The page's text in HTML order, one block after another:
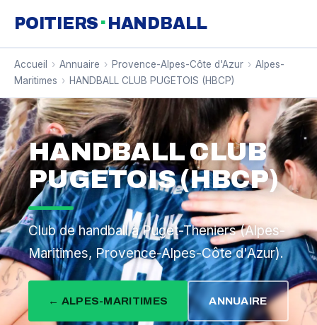
POITIERS · HANDBALL
Accueil › Annuaire › Provence-Alpes-Côte d'Azur › Alpes-
Maritimes › HANDBALL CLUB PUGETOIS (HBCP)
HANDBALL CLUB
PUGETOIS (HBCP)
Club de handball à Puget-Theniers (Alpes-
Maritimes, Provence-Alpes-Côte d'Azur).
← ALPES-MARITIMES ANNUAIRE